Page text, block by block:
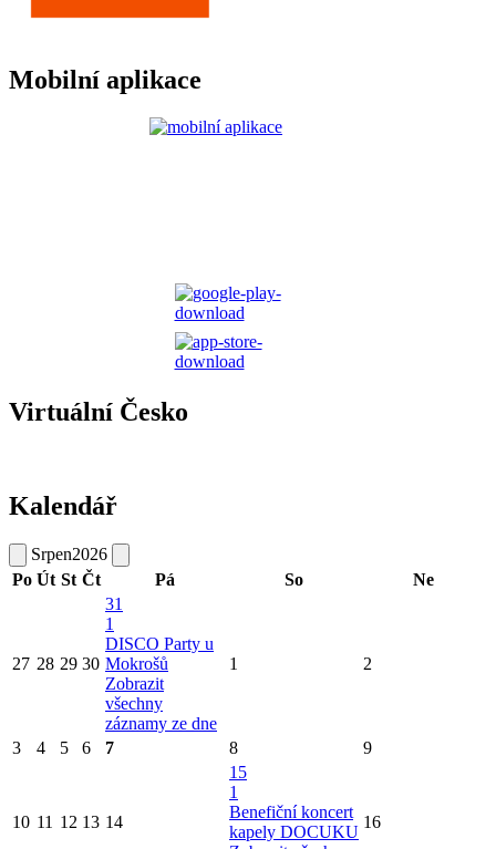
Mobilní aplikace
Virtuální Česko
Kalendář
Srpen2026
Po Út St Čt Pá So Ne
27 28 29 30
31
1
DISCO Party u
Mokrošů
Zobrazit
všechny
záznamy ze dne
1 2
3 4 5 6 7 8 9
10 11 12 13 14
15
1
Benefiční koncert
kapely DOCUKU
16